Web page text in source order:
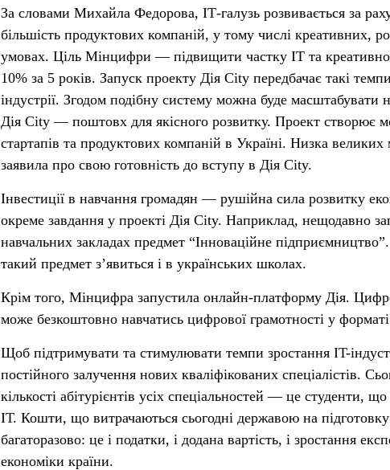
За словами Михайла Федорова, IТ-галузь розвивається за
більшість продуктових компаній, у тому числі креативних,
умовах. Ціль Мінцифри — підвищити частку ІТ та
10% за 5 років. Запуск проекту Дія City передбачає такі
індустрії. Згодом подібну систему можна буде
Дія City — поштовх для якісного розвитку. Проект створює
стартапів та продуктових компаній в Україні. Низка
заявила про свою готовність до вступу в Дія City.
Інвестиції в навчання громадян — рушійна сила розвитку
окреме завдання у проекті Дія City. Наприклад, нещодавно
навчальних закладах предмет “Інноваційне
такий предмет з’явиться і в українських школах.
Крім того, Мінцифра запустила онлайн-платформу Дія.
може безкоштовно навчатись цифрової грамотності у форматі
Щоб підтримувати та стимулювати темпи зростання IT-
постійного залучення нових кваліфікованих спеціалістів.
кількості абітурієнтів усіх спеціальностей — це студенти,
ІТ. Кошти, що витрачаються сьогодні державою на
багаторазово: це і податки, і додана вартість, і зростання
економіки країни.